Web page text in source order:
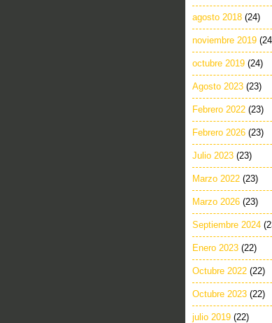
agosto 2018 (24)
noviembre 2019
octubre 2019 (24)
Agosto 2023 (23)
Febrero 2022 (23)
Febrero 2026 (23)
Julio 2023 (23)
Marzo 2022 (23)
Marzo 2026 (23)
Septiembre 2024
Enero 2023 (22)
Octubre 2022 (22)
Octubre 2023 (22)
julio 2019 (22)